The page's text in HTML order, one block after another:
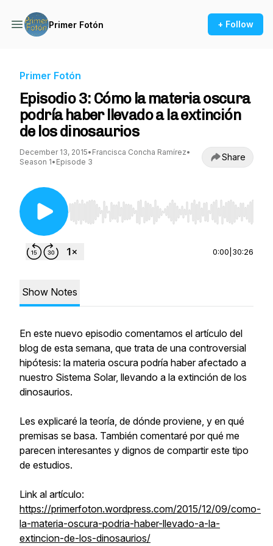
Primer Fotón + Follow
Primer Fotón
Episodio 3: Cómo la materia oscura
podría haber llevado a la extinción
de los dinosaurios
December 13, 2015• Francisca Concha Ramírez•
Season 1• Episode 3 Share
Use Left/Right to seek, Home/End to jump to
0:00 30:26
Show Notes
En este nuevo episodio comentamos el artículo del
blog de esta semana, que trata de una controversial
hipótesis: la materia oscura podría haber afectado a
nuestro Sistema Solar, llevando a la extinción de los
dinosaurios.
Les explicaré la teoría, de dónde proviene, y en qué
premisas se basa. También comentaré por qué me
parecen interesantes y dignos de compartir este tipo
de estudios.
Link al artículo:
https://primerfoton.wordpress.com/2015/12/09/como-
la-materia-oscura-podria-haber-llevado-a-la-
extincion-de-los-dinosaurios/